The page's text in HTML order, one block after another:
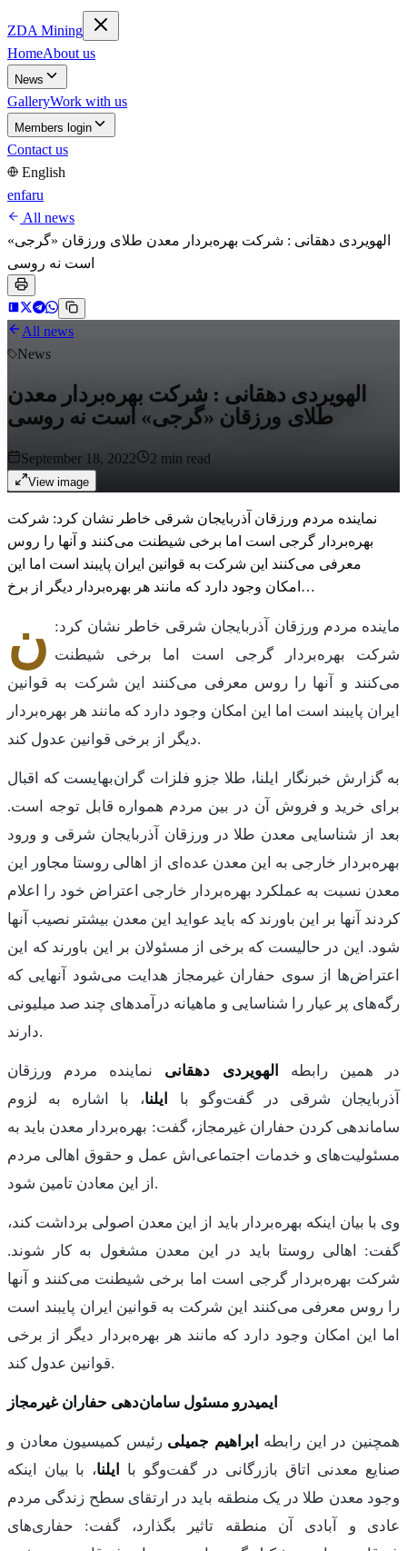
ZDA Mining
HomeAbout us
News
GalleryWork with us
Members login
Contact us
English
enfaru
All news
الهویردی دهقانی : شرکت بهره‌بردار معدن طلای ورزقان «گرجی»
است نه روسی
All news
News
الهویردی دهقانی : شرکت بهره‌بردار معدن
طلای ورزقان «گرجی» است نه روسی
September 18, 2022 2 min read
View image
نماینده مردم ورزقان آذربایجان شرقی خاطر نشان کرد: شرکت
بهره‌بردار گرجی است اما برخی شیطنت می‌کنند و آنها را روس
معرفی می‌کنند این شرکت به قوانین ایران پایبند است اما این
امکان وجود دارد که مانند هر بهره‌بردار دیگر از برخ…
ن ماینده مردم ورزقان آذربایجان شرقی خاطر نشان کرد:
شرکت بهره‌بردار گرجی است اما برخی شیطنت
می‌کنند و آنها را روس معرفی می‌کنند این شرکت به قوانین
ایران پایبند است اما این امکان وجود دارد که مانند هر بهره‌بردار
دیگر از برخی قوانین عدول کند.
به گزارش خبرنگار ایلنا، طلا جزو فلزات گران‌بهایست که اقبال
برای خرید و فروش آن در بین مردم همواره قابل توجه است.
بعد از شناسایی معدن طلا در ورزقان آذربایجان شرقی و ‌ورود
بهره‌بردار خارجی به این معدن عده‌ای از اهالی روستا مجاور این
معدن نسبت به عملکرد بهره‌بردار خارجی اعتراض خود را اعلام
کردند آنها بر این باورند که باید عواید این معدن بیشتر نصیب آنها
شود. این در حالیست که برخی از مسئولان بر این باورند که این
اعتراض‌‌ها از سوی حفاران غیرمجاز هدایت می‌شود آنهایی که
رگه‌های پر عیار را شناسایی و ماهیانه درآمدهای چند صد میلیونی
دارند.
در همین رابطه الهویردی دهقانی نماینده مردم ورزقان
آذربایجان شرقی در گفت‌وگو با
ایلنا، با اشاره به لزوم
ساماندهی کردن حفاران غیرمجاز، گفت: بهره‌بردار معدن باید به
مسئولیت‌های و خدمات اجتماعی‌اش عمل و حقوق اهالی مردم
از این معادن تامین شود.
وی با بیان اینکه بهره‌بردار باید از این معدن اصولی برداشت کند،
گفت: اهالی روستا باید در این معدن مشغول به کار شوند.
شرکت بهره‌بردار گرجی است اما برخی شیطنت می‌کنند و آنها
را روس معرفی می‌کنند این شرکت به قوانین ایران پایبند است
اما این امکان وجود دارد که مانند هر بهره‌بردار دیگر از برخی
قوانین عدول کند.
ایمیدرو مسئول سامان‌دهی حفاران غیرمجاز
همچنین در این رابطه ابراهیم جمیلی رئیس کمیسیون معادن و
صنایع معدنی اتاق بازرگانی در گفت‌وگو با
ایلنا، با بیان اینکه
وجود معدن طلا در یک منطقه باید در ارتقای سطح زندگی مردم
عادی و آبادی آن منطقه تاثیر بگذارد، گفت: حفاری‌های